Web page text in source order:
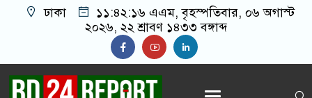
ঢাকা ১১:৪২:১৭ এএম, বৃহস্পতিবার, ০৬ অগাস্ট
২০২৬, ২২ শ্রাবণ ১৪৩৩ বঙ্গাব্দ